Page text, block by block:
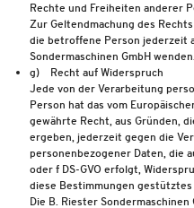
Rechte und Freiheiten anderer
Zur Geltendmachung des
die betroffene Person jederzeit
Sondermaschinen GmbH
g) Recht auf Widerspruch
Jede von der Verarbeitung
Person hat das vom
gewährte Recht, aus Gründen,
ergeben, jederzeit gegen die
personenbezogener Daten, die
oder f DS-GVO erfolgt,
diese Bestimmungen
Die B. Riester